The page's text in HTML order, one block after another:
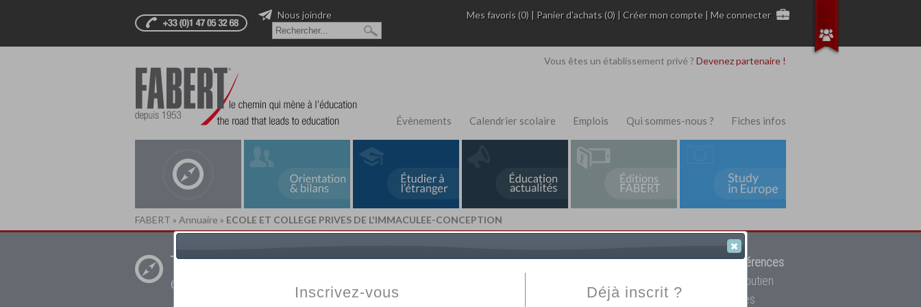
Mes favoris (0) | Panier d'achats (0) |Créer mon compte |Me connecter
Nous joindre
Vous êtes un établissement privé ? Devenez partenaire !
Évènements Calendrier scolaire Emplois Qui sommes-nous ? Fiches infos
FABERT » Annuaire » ECOLE ET COLLEGE PRIVES DE L'IMMACULEE-CONCEPTION
Trouver un
établissement privé
L'Annuaire de rechercheFabert.comvous permet de trouver parmi12908 références
votre établissement privé, du primaire au supérieur, mais aussi des cours de soutien
scolaire et des cours à distance. Ce moteur regroupe toutes les écoles privées
Inscrivez-vous Déjà inscrit ?